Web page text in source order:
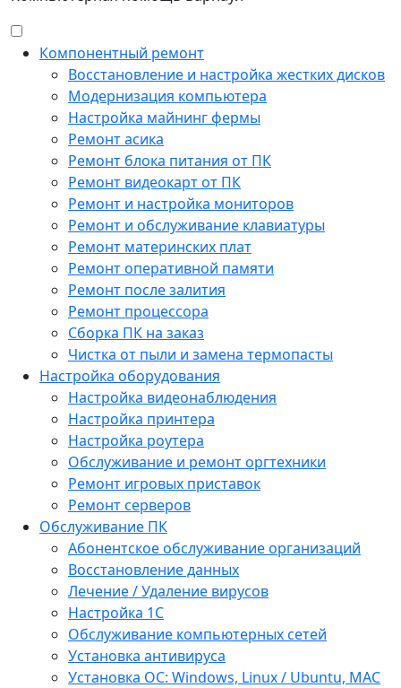
Компонентный ремонт
Восстановление и настройка жестких дисков
Модернизация компьютера
Настройка майнинг фермы
Ремонт асика
Ремонт блока питания от ПК
Ремонт видеокарт от ПК
Ремонт и настройка мониторов
Ремонт и обслуживание клавиатуры
Ремонт материнских плат
Ремонт оперативной памяти
Ремонт после залития
Ремонт процессора
Сборка ПК на заказ
Чистка от пыли и замена термопасты
Настройка оборудования
Настройка видеонаблюдения
Настройка принтера
Настройка роутера
Обслуживание и ремонт оргтехники
Ремонт игровых приставок
Ремонт серверов
Обслуживание ПК
Абонентское обслуживание организаций
Восстановление данных
Лечение / Удаление вирусов
Настройка 1С
Обслуживание компьютерных сетей
Установка антивируса
Установка ОС: Windows, Linux / Ubuntu, МАС